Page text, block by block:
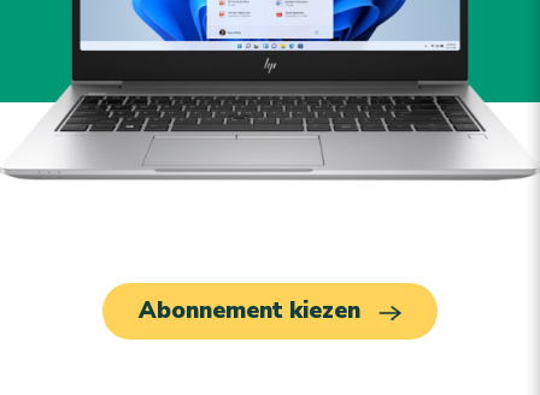
Abonnement kiezen